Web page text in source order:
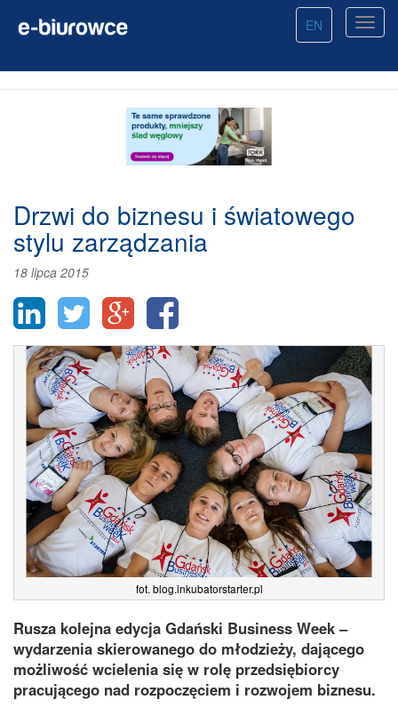
EN
Drzwi do biznesu i światowego
stylu zarządzania
18 lipca 2015
fot. blog.inkubatorstarter.pl
Rusza kolejna edycja Gdański Business Week –
wydarzenia skierowanego do młodzieży, dającego
możliwość wcielenia się w rolę przedsiębiorcy
pracującego nad rozpoczęciem i rozwojem biznesu.